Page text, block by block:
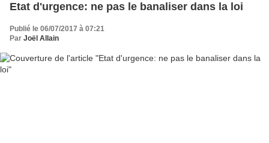
Etat d'urgence: ne pas le banaliser dans la loi
Publié le 06/07/2017 à 07:21
Par Joël Allain